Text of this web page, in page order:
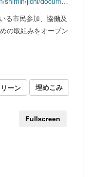
る市民参加、協働及
の取組みをオープン
ーン 埋めこみ
Fullscreen